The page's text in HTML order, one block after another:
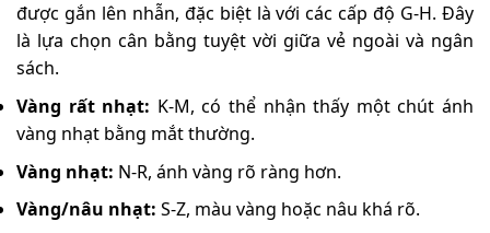
được gắn lên nhẫn, đặc biệt là với các cấp độ G-H. Đây
là lựa chọn cân bằng tuyệt vời giữa vẻ ngoài và ngân
sách.
Vàng rất nhạt: K-M, có thể nhận thấy một chút ánh
vàng nhạt bằng mắt thường.
Vàng nhạt: N-R, ánh vàng rõ ràng hơn.
Vàng/nâu nhạt: S-Z, màu vàng hoặc nâu khá rõ.